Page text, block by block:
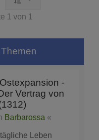
1 von 1
-
Vertrag von
Barbarossa «
Leben